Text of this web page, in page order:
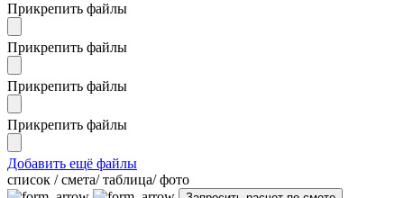
Прикрепить файлы
Прикрепить файлы
Прикрепить файлы
Прикрепить файлы
Добавить ещё файлы
cписок / смета/ таблица/ фото